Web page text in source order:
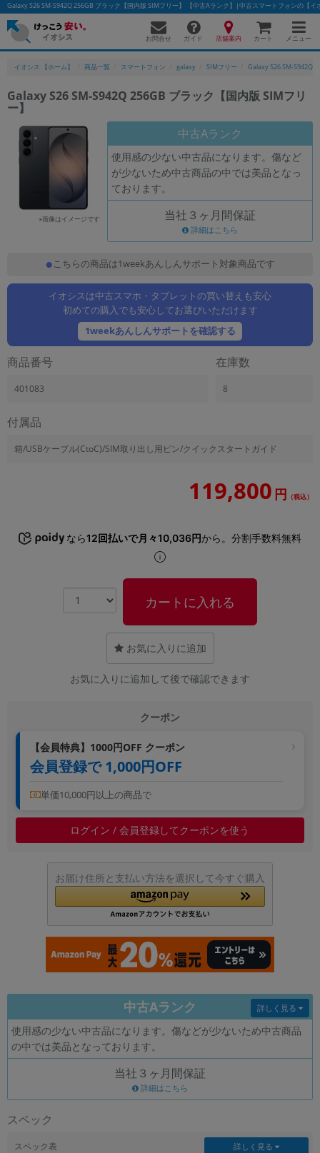
Galaxy S26 SM-S942Q 256GB ブラック【国内版 SIMフリー】 【中古Aランク】|中古スマートフォンの【イ
お問合せ ガイド 店舗案内 カート メニュー
イオシス 【ホーム】 商品一覧 スマートフォン galaxy SIMフリー Galaxy S26 SM-S942Q
Galaxy S26 SM-S942Q 256GB ブラック【国内版 SIMフリ
ー】
※画像はイメージです
中古Aランク
使用感の少ない中古品になります。傷など
が少ないため中古商品の中では美品となっ
ております。
当社３ヶ月間保証
詳細はこちら
こちらの商品は1weekあんしんサポート対象商品です
イオシスは中古スマホ・タブレットの買い替えも安心
初めての購入でも安心してお選びいただけます
1weekあんしんサポートを確認する
商品番号
401083
在庫数
8
付属品
箱/USBケーブル(CtoC)/SIM取り出し用ピン/クイックスタートガイド
119,800 円 （税込）
なら12回払いで月々10,036円から。分割手数料無料
カートに入れる
お気に入りに追加
お気に入りに追加して後で確認できます
クーポン
【会員特典】1000円OFF クーポン
会員登録で 1,000円OFF
単価10,000円以上の商品で
ログイン / 会員登録してクーポンを使う
お届け住所と支払い方法を選択して今すぐ購入
中古Aランク
使用感の少ない中古品になります。傷などが少ないため中古商品
の中では美品となっております。
詳しく見る
当社３ヶ月間保証
詳細はこちら
スペック
スペック表 詳しく見る
フリーワード
人気の検索ワード： Let's note
商品ジャンルの絞り込み
「スマートフォン」「タブレット」など
シリーズ
商品シリーズ名・ブランド名の絞り込み。
「iPhone」「Xperia」「Galaxy」など
メーカー
製造、販売メーカーの絞り込み
商品の搭載機能による絞り込み
「5G対応」「防水」「ワンセグ」など
ドライブ
CPU
モニタサイズ
~
価格
円 ～ 円
年
年 月 まで
ただし機能別のみ「and検索」となります。